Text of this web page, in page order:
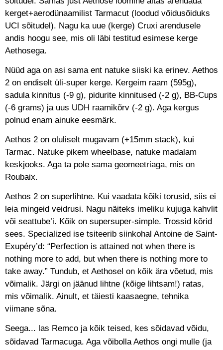
kerget+aerodünaamilist Tarmacut (loodud võidusõiduks
UCI sõitudel). Nagu ka uue (kerge) Cruxi arendusele
andis hoogu see, mis oli läbi testitud esimese kerge
Aethosega.
Nüüd aga on asi sama ent natuke siiski ka erinev. Aethos
2 on endiselt üli-super kerge. Kergeim raam (595g),
sadula kinnitus (-9 g), pidurite kinnitused (-2 g), BB-Cups
(-6 grams) ja uus UDH raamikõrv (-2 g). Aga kergus
polnud enam ainuke eesmärk.
Aethos 2 on oluliselt mugavam (+15mm stack), kui
Tarmac. Natuke pikem wheelbase, natuke madalam
keskjooks. Aga ta pole sama geomeetriaga, mis on
Roubaix.
Aethos 2 on superlihtne. Kui vaadata kõiki torusid, siis ei
leia mingeid veidrusi. Nagu näiteks imeliku kujuga kahvlit
või seattube’i. Kõik on supersuper-simple. Trossid kõrid
sees. Specialized ise tsiteerib siinkohal Antoine de Saint-
Exupéry’d: “Perfection is attained not when there is
nothing more to add, but when there is nothing more to
take away.” Tundub, et Aethosel on kõik ära võetud, mis
võimalik. Järgi on jäänud lihtne (kõige lihtsam!) ratas,
mis võimalik. Ainult, et täiesti kaasaegne, tehnika
viimane sõna.
Seega... las Remco ja kõik teised, kes sõidavad võidu,
sõidavad Tarmacuga. Aga võibolla Aethos ongi mulle (ja